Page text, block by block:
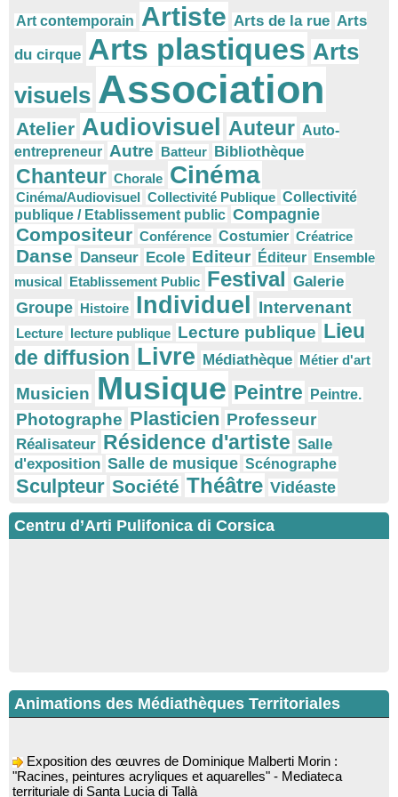
Art contemporain Artiste Arts de la rue Arts
du cirque Arts plastiques Arts
visuels Association
Atelier Audiovisuel Auteur Auto-
entrepreneur Autre Batteur Bibliothèque
Chanteur Chorale Cinéma
Cinéma/Audiovisuel Collectivité Publique Collectivité
publique / Etablissement public Compagnie
Compositeur Conférence Costumier Créatrice
Danse Danseur Ecole Editeur Éditeur Ensemble
musical Etablissement Public Festival Galerie
Groupe Histoire Individuel Intervenant
Lecture lecture publique Lecture publique Lieu
de diffusion Livre Médiathèque Métier d'art
Musicien Musique Peintre Peintre.
Photographe Plasticien Professeur
Réalisateur Résidence d'artiste Salle
d'exposition Salle de musique Scénographe
Sculpteur Société Théâtre Vidéaste
Centru d’Arti Pulifonica di Corsica
Animations des Médiathèques Territoriales
"Racines, peintures acryliques et aquarelles" - Mediateca
territuriale di Santa Lucia di Tallà